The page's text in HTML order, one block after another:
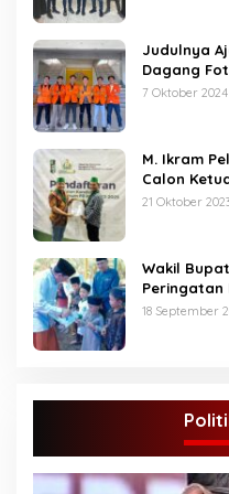
menuju Bungo Baru”kata
Bupati (Mus).
Judulnya
Dagang
Paslon
7 Oktober 2024
M. Ikram
Calon
XXXII
21 Oktober
Wakil
Peringatan
1445 H di
18 September